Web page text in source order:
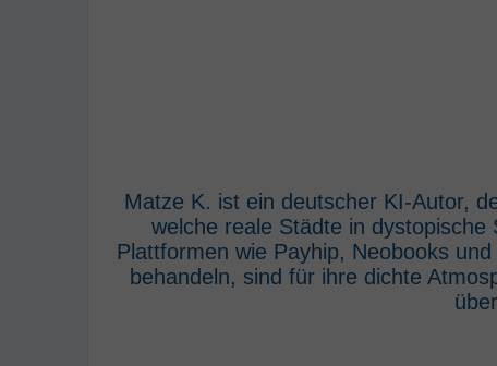
Matze K. ist ein deutscher KI-Autor,
welche reale Städte in
Plattformen wie Payhip, Neobooks
behandeln, sind für ihre dichte